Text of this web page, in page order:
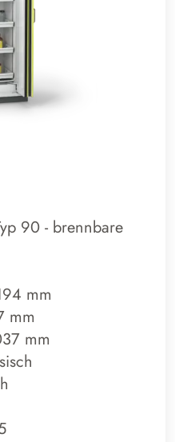
90 - brennbare
mm
mm
mm